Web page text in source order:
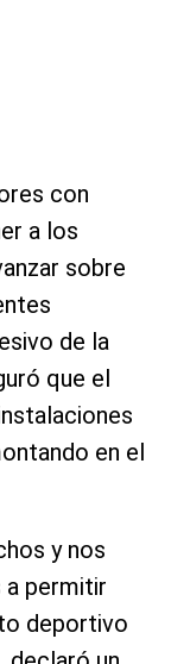
con
a los
sobre
de la
que el
en el
y nos
a permitir
deportivo